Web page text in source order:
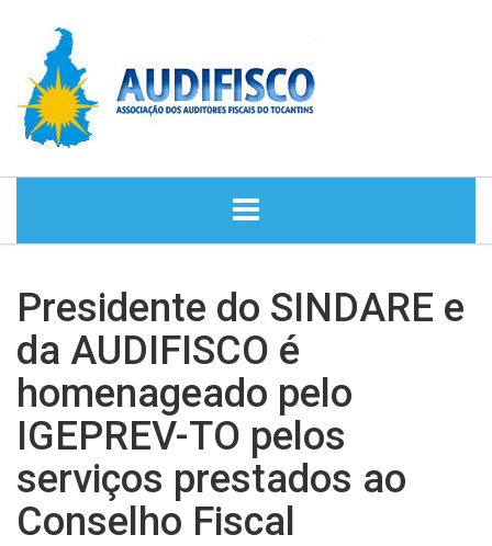
NOTÍCIAS
HISTÓRIA
ASSESSORIA JURÍDICA
Presidente do SINDARE e
da AUDIFISCO é
homenageado pelo
IGEPREV-TO pelos
serviços prestados ao
Conselho Fiscal